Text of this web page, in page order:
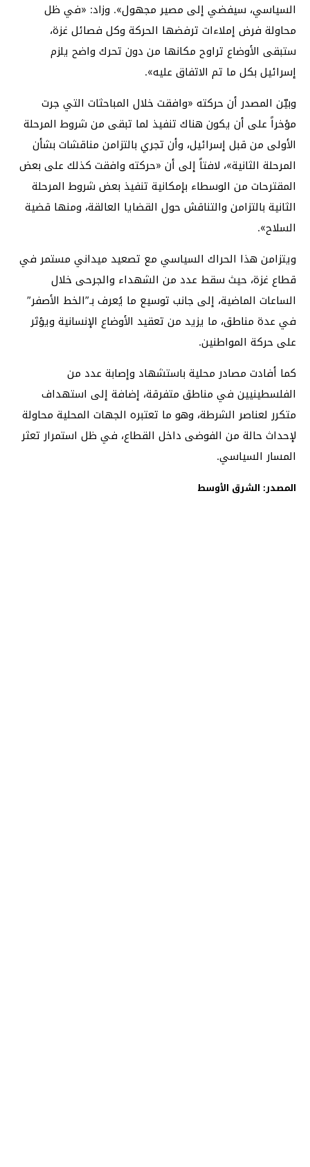
السياسي، سيفضي إلى مصير مجهول». وزاد: «في ظل
محاولة فرض إملاءات ترفضها الحركة وكل فصائل غزة،
ستبقى الأوضاع تراوح مكانها من دون تحرك واضح يلزم
إسرائيل بكل ما تم الاتفاق عليه».
وبيّن المصدر أن حركته «وافقت خلال المباحثات التي جرت
مؤخراً على أن يكون هناك تنفيذ لما تبقى من شروط المرحلة
الأولى من قبل إسرائيل، وأن تجري بالتزامن مناقشات بشأن
المرحلة الثانية»، لافتاً إلى أن «حركته وافقت كذلك على بعض
المقترحات من الوسطاء بإمكانية تنفيذ بعض شروط المرحلة
الثانية بالتزامن والتناقش حول القضايا العالقة، ومنها قضية
السلاح».
ويتزامن هذا الحراك السياسي مع تصعيد ميداني مستمر في
قطاع غزة، حيث سقط عدد من الشهداء والجرحى خلال
الساعات الماضية، إلى جانب توسيع ما يُعرف بـ”الخط الأصفر”
في عدة مناطق، ما يزيد من تعقيد الأوضاع الإنسانية ويؤثر
على حركة المواطنين.
كما أفادت مصادر محلية باستشهاد وإصابة عدد من
الفلسطينيين في مناطق متفرقة، إضافة إلى استهداف
متكرر لعناصر الشرطة، وهو ما تعتبره الجهات المحلية محاولة
لإحداث حالة من الفوضى داخل القطاع، في ظل استمرار تعثر
المسار السياسي.
المصدر: الشرق الأوسط